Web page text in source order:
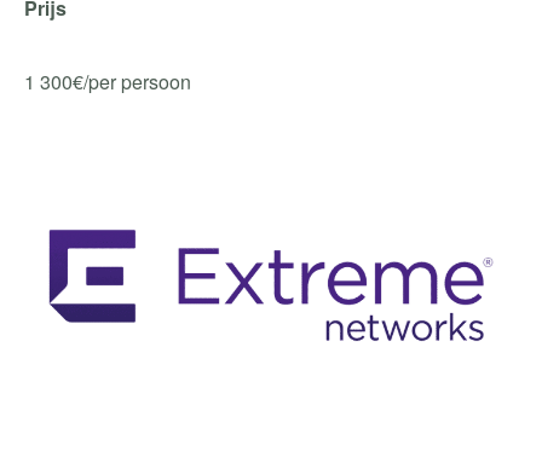
Prijs
1 300€/per persoon